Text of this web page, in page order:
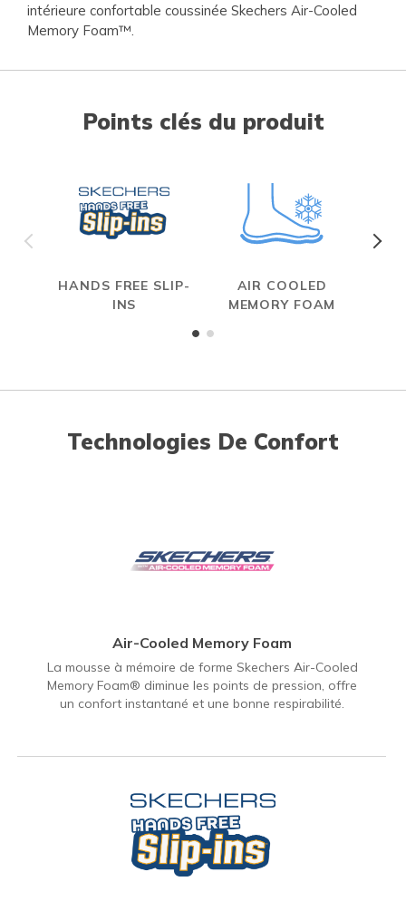
intérieure confortable coussinée Skechers Air-Cooled
Memory Foam™.
Points clés du produit
HANDS FREE SLIP-
INS
AIR COOLED
MEMORY FOAM
Technologies De Confort
Air-Cooled Memory Foam
La mousse à mémoire de forme Skechers Air-Cooled
Memory Foam® diminue les points de pression, offre
un confort instantané et une bonne respirabilité.